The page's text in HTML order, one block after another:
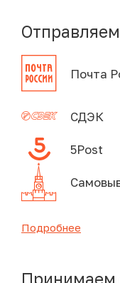
Почта
СДЭК
5Post
Подробнее